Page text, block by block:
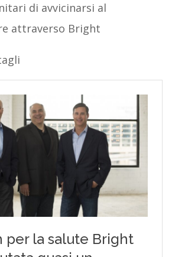
di avvicinarsi al
attraverso Bright